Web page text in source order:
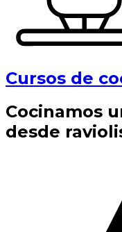
Cursos de
Cocinamos
desde